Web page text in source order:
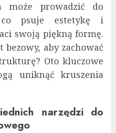
może prowadzić do
co psuje estetykę i
swoją piękną formę.
aby zachować
Oto kluczowe
uniknąć kruszenia
narzędzi do